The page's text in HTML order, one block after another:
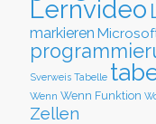
Lernvideo
markieren
Sverweis Tabelle
Wenn Wenn Funktion
Zellen